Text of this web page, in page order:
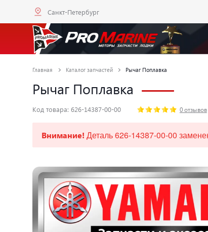
Санкт-Петербург
Главная Каталог запчастей Рычаг Поплавка
Рычаг Поплавка
Код товара: 626-14387-00-00 0 отзывов
Внимание! Деталь 626-14387-00-00